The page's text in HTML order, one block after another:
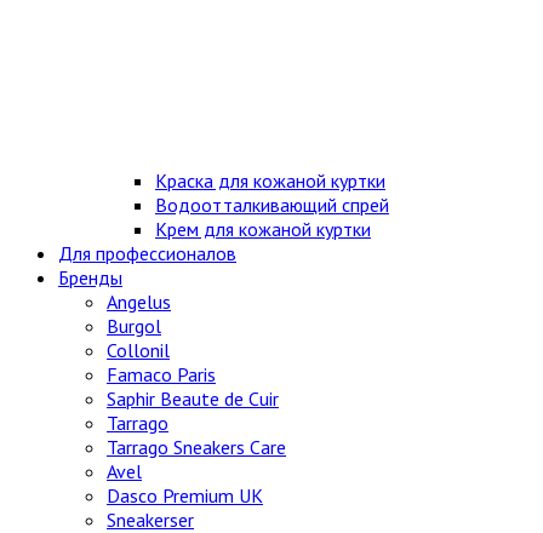
Краска для кожаной куртки
Водоотталкивающий спрей
Крем для кожаной куртки
Для профессионалов
Бренды
Angelus
Burgol
Collonil
Famaco Paris
Saphir Beaute de Cuir
Tarrago
Tarrago Sneakers Care
Avel
Dasco Premium UK
Sneakerser